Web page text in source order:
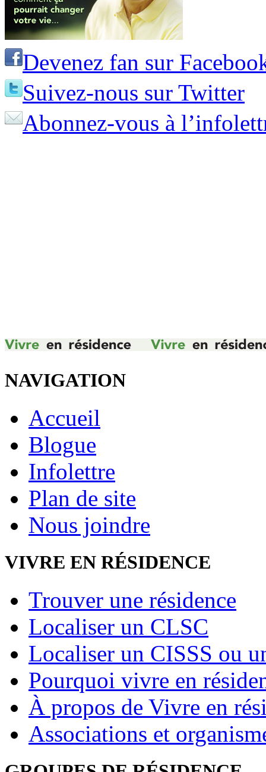
Devenez fan sur
Suivez-nous sur Twitter
Abonnez-vous à
NAVIGATION
Accueil
Blogue
Infolettre
Plan de site
Nous joindre
VIVRE EN RÉSIDENCE
Trouver une résidence
Localiser un CLSC
Localiser un CISSS ou
Pourquoi vivre en
À propos de Vivre en
Associations et